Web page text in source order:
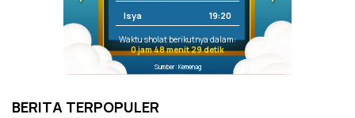
Isya 19:20
Waktu sholat berikutnya dalam:
0 jam 48 menit 29 detik
Sumber: Kemenag
BERITA TERPOPULER